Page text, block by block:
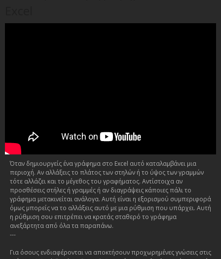
Όταν δημιουργείς ένα γράφημα στο Excel αυτό καταλαμβάνει μια
περιοχή. Αν αλλάξεις το πλάτος των στηλών ή το ύψος των γραμμών
τότε αλλάζει και το μέγεθος του γραφήματος. Αντίστοιχα αν
προσθέσεις στήλες ή γραμμές ή αν διαγράψεις κάποιες πάλι το
γράφημα μετακινείται ανάλογα. Αυτή είναι η εξορισμού συμπεριφορά
όμως μπορείς να το αλλάξεις αυτό με μια ρύθμιση που υπάρχει. Αυτή
η ρύθμιση σου επιτρέπει να κρατάς σταθερό το γράφημα
ανεξάρτητα από όλα τα παραπάνω.
---
Για όσους ενδιαφέρονται να αποκτήσουν προχωρημένες γνώσεις στις